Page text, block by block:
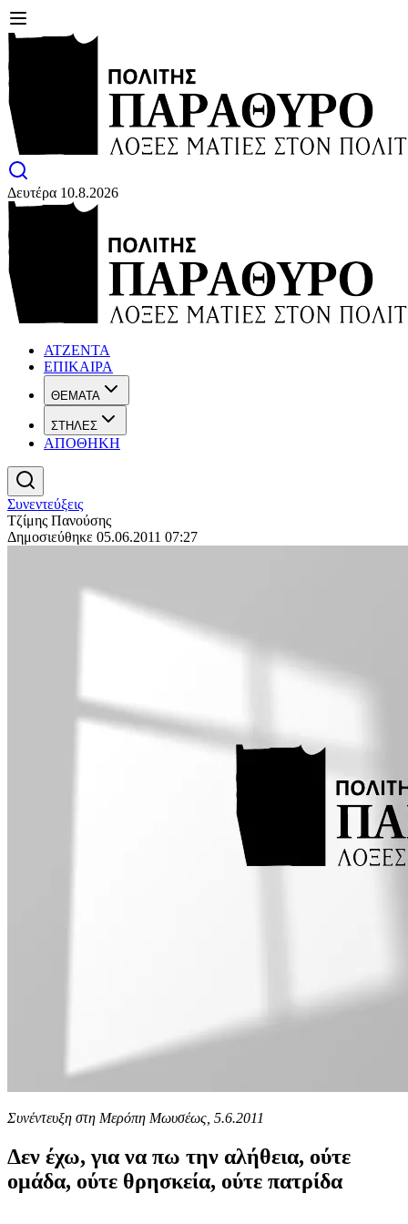
Δευτέρα 10.8.2026
ΑΤΖΕΝΤΑ
ΕΠΙΚΑΙΡΑ
ΘΕΜΑΤΑ
ΣΤΗΛΕΣ
ΑΠΟΘΗΚΗ
Συνεντεύξεις
Τζίμης Πανούσης
Δημοσιεύθηκε 05.06.2011 07:27
Συνέντευξη στη Μερόπη Μωυσέως, 5.6.2011
Δεν έχω, για να πω την αλήθεια, ούτε
ομάδα, ούτε θρησκεία, ούτε πατρίδα